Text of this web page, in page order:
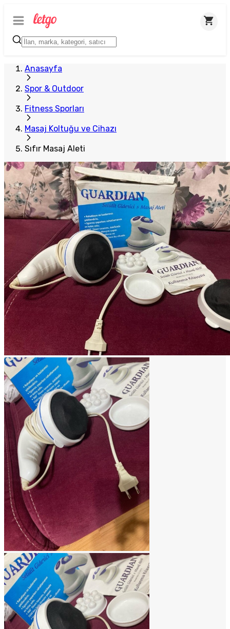
Anasayfa
Spor & Outdoor
Fitness Sporları
Masaj Koltuğu ve Cihazı
Sıfır Masaj Aleti